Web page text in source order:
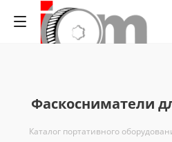
Фаскосниматели
Каталог портативного